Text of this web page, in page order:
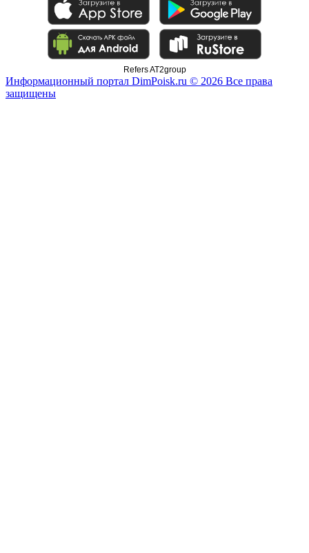
Refers AT2group
Информационный портал DimPoisk.ru © 2026 Все права
защищены